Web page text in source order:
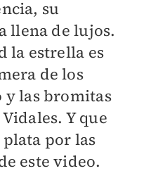
su
llena de lujos.
la estrella es
de los
y las bromitas
Y que
plata por las
este video.